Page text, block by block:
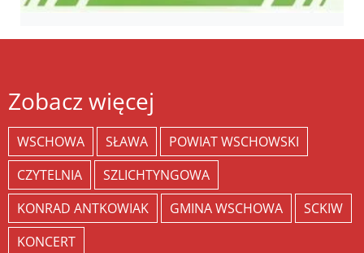
Zobacz więcej
WSCHOWA SŁAWA
POWIAT WSCHOWSKI
CZYTELNIA
SZLICHTYNGOWA
KONRAD ANTKOWIAK
GMINA WSCHOWA
SCKIW
KONCERT